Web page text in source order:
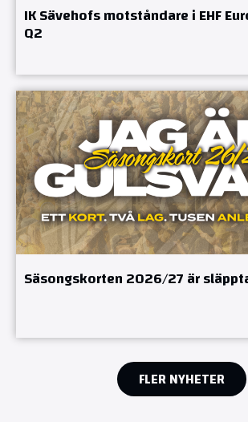
IK Sävehofs motståndare i EHF
Q2
Säsongskorten 2026/27 är
FLER NYHETER